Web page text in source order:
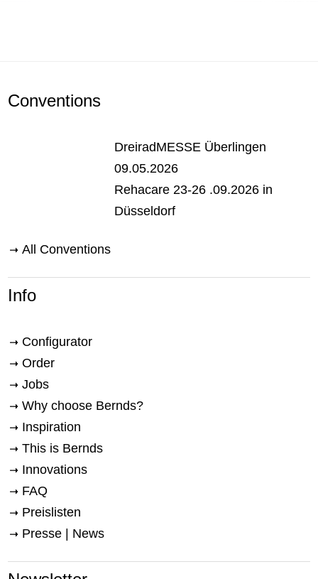
Conventions
DreiradMESSE Überlingen
09.05.2026
Rehacare 23-26 .09.2026 in
Düsseldorf
All Conventions
Info
Configurator
Order
Jobs
Why choose Bernds?
Inspiration
This is Bernds
Innovations
FAQ
Preislisten
Presse | News